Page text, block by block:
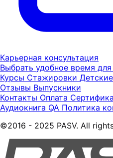
Карьерная консультация
Выбрать удобное время для
Курсы Стажировки
Отзывы Выпускники
Контакты Оплата
Аудиокнига QA Политика
©2016 - 2025 PASV. All